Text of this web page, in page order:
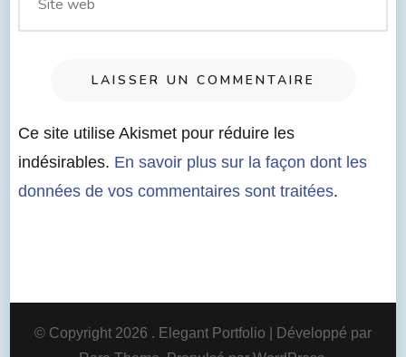
Ce site utilise Akismet pour réduire les
indésirables. En savoir plus sur la façon dont les
données de vos commentaires sont traitées.
© Copyright 2026 . Elegant Portfolio | Développé par